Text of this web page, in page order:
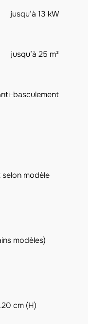
jusqu’à 13 kW
jusqu’à 25 m²
basculement
modèle
modèles)
cm (H)